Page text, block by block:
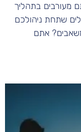
מעורבים בתהליך
שתחת ניהולכם
אתם